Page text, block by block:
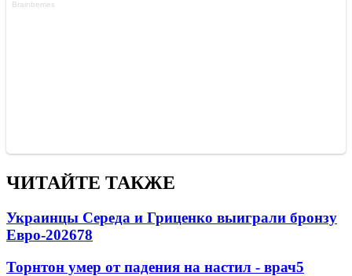
ЧИТАЙТЕ ТАКЖЕ
Украинцы Середа и Гриценко выиграли бронзу
Евро-202678
Торнтон умер от падения на настил - врач5